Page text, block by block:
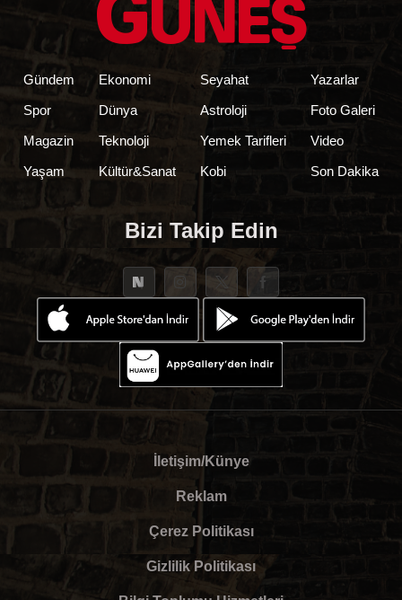
Gündem
Spor
Magazin
Yaşam
Ekonomi
Dünya
Teknoloji
Kültür&Sanat
Seyahat
Astroloji
Yemek Tarifleri
Kobi
Yazarlar
Foto Galeri
Video
Son Dakika
Bizi Takip Edin
İletişim/Künye
Reklam
Çerez Politikası
Gizlilik Politikası